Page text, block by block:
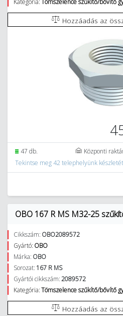
Kategória: Tömszelence szűkítő/bővítő
Hozzáadás az
47 db. Központi
Tekintse meg 42 telephelyünk készletét
OBO 167 R MS M32-25
Cikkszám: OBO2089572
Gyártó: OBO
Márka: OBO
Sorozat: 167 R MS
Gyártói cikkszám:2089572
Kategória:Tömszelence szűkítő/bővítő
Hozzáadás az